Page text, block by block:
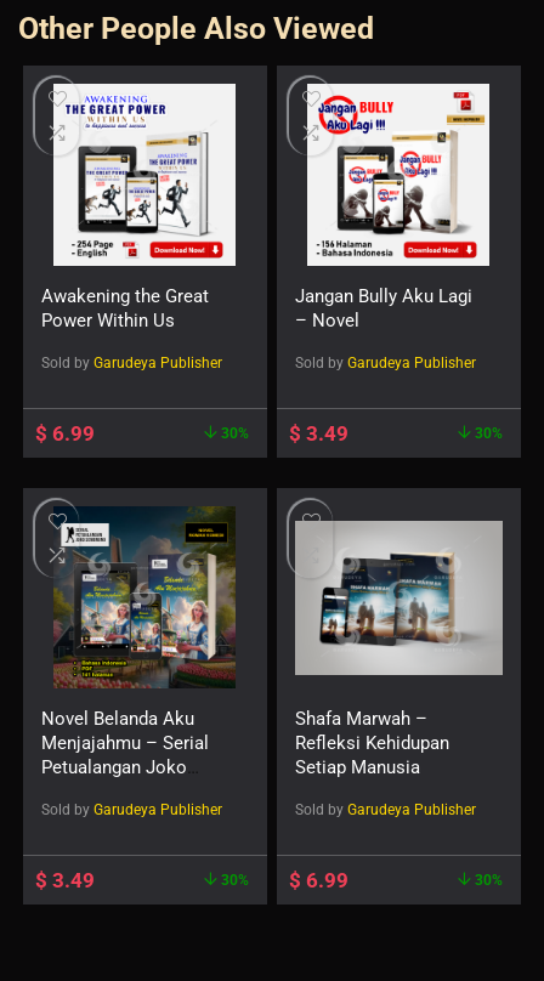
Other People Also Viewed
Awakening the Great
Power Within Us
Sold by Garudeya Publisher
$ 6.99 30%
Jangan Bully Aku Lagi
– Novel
Sold by Garudeya Publisher
$ 3.49 30%
Novel Belanda Aku
Menjajahmu – Serial
Petualangan Joko
Sold by Garudeya Publisher
$ 3.49 30%
Shafa Marwah –
Refleksi Kehidupan
Setiap Manusia
Sold by Garudeya Publisher
$ 6.99 30%